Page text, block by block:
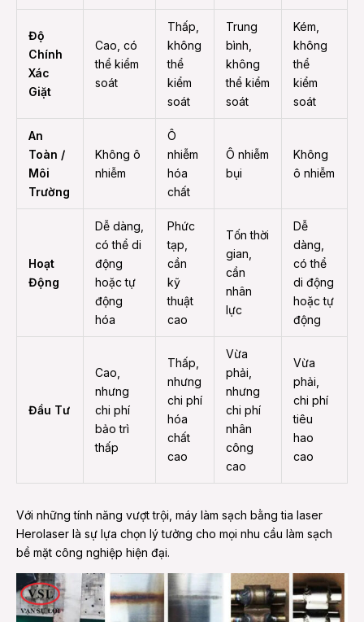
Độ
Chính
Xác
Giặt
Cao, có
thể kiểm
soát
Thấp,
không
thể
kiểm
soát
Trung
bình,
không
thể kiểm
soát
Kém,
không
thể
kiểm
soát
An
Toàn /
Môi
Trường
Không ô
nhiễm
Ô
nhiễm
hóa
chất
Ô nhiễm
bụi
Không
ô nhiễm
Hoạt
Động
Dễ dàng,
có thể di
động
hoặc tự
động
hóa
Phức
tạp,
cần
kỹ
thuật
cao
Tốn thời
gian,
cần
nhân
lực
Dễ
dàng,
có thể
di động
hoặc tự
động
Đầu Tư
Cao,
nhưng
chi phí
bảo trì
thấp
Thấp,
nhưng
chi phí
hóa
chất
cao
Vừa
phải,
nhưng
chi phí
nhân
công
cao
Vừa
phải,
chi phí
tiêu
hao
cao
Với những tính năng vượt trội, máy làm sạch bằng tia laser
Herolaser là sự lựa chọn lý tưởng cho mọi nhu cầu làm sạch
bề mặt công nghiệp hiện đại.